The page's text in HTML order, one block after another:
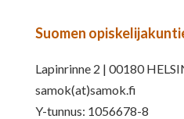
Suomen
Lapinrinne 2 | 00180
samok(at)samok.fi
Y-tunnus: 1056678-8